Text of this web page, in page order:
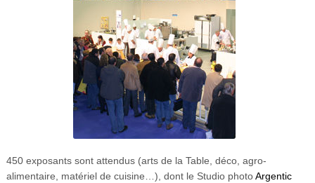
450 exposants sont attendus (arts de la Table, déco, agro-
alimentaire, matériel de cuisine…), dont le Studio photoArgentic